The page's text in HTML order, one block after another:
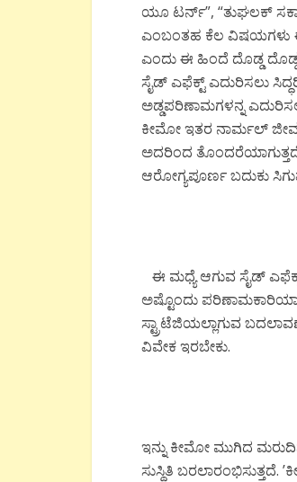
ಯೂ ಟರ್ನ್”, “ತುಘಲಕ್
ಎಂಬಂತಹ ಕೆಲ ವಿಷಯಗಳು ಈ
ಎಂದು ಈ ಹಿಂದೆ ದೊಡ್ಡ
ಸೈಡ್ ಎಫೆಕ್ಟ್ ಎದುರಿಸಲು
ಅಡ್ಡಪರಿಣಾಮಗಳನ್ನ
ಕೀಮೋ ಇತರ ನಾರ್ಮಲ್
ಅದರಿಂದ
ಆರೋಗ್ಯಪೂರ್ಣ ಬದುಕು
ಈ ಮಧ್ಯೆ ಆಗುವ ಸೈಡ್
ಅಷ್ಟೊಂದು
ಸ್ಟ್ರಾಟೆಜಿಯಲ್ಲಾಗುವ
ವಿವೇಕ ಇರಬೇಕು.
ಇನ್ನು ಕೀಮೋ ಮುಗಿದ
ಸುಸ್ಥಿತಿ ಬರಲಾರಂಭಿಸುತ್ತದೆ.